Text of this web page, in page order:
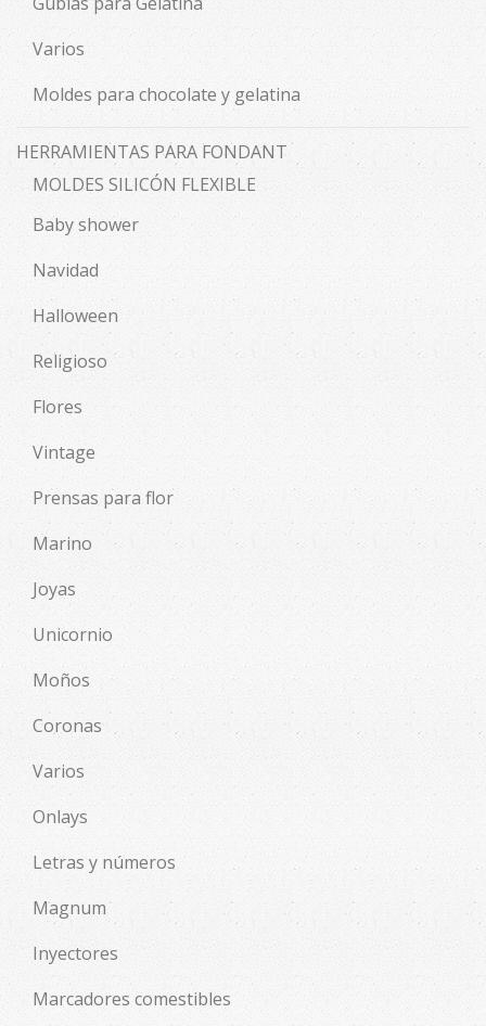
Varios
Moldes para chocolate y gelatina
HERRAMIENTAS PARA FONDANT
MOLDES SILICÓN FLEXIBLE
Baby shower
Navidad
Halloween
Religioso
Flores
Vintage
Prensas para flor
Marino
Joyas
Unicornio
Moños
Coronas
Varios
Onlays
Letras y números
Magnum
Inyectores
Marcadores comestibles